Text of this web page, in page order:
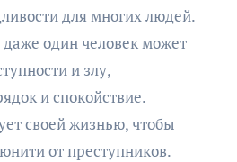
для многих людей.
один человек может
и злу,
и спокойствие.
своей жизнью, чтобы
от преступников.